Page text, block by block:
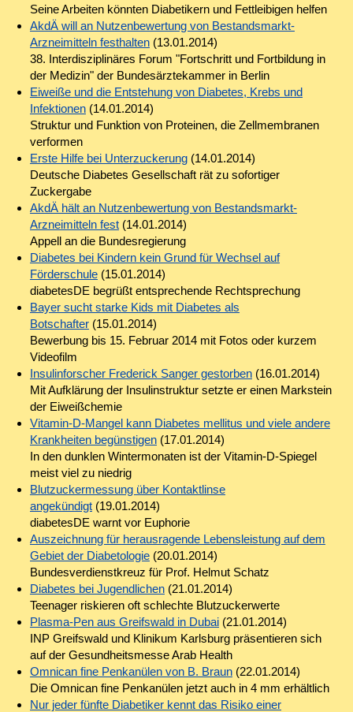
Seine Arbeiten könnten Diabetikern und Fettleibigen helfen
AkdÄ will an Nutzenbewertung von Bestandsmarkt-
Arzneimitteln festhalten(13.01.2014)
38. Interdisziplinäres Forum "Fortschritt und Fortbildung in
der Medizin" der Bundesärztekammer in Berlin
Eiweiße und die Entstehung von Diabetes, Krebs und
Infektionen(14.01.2014)
Struktur und Funktion von Proteinen, die Zellmembranen
verformen
Erste Hilfe bei Unterzuckerung(14.01.2014)
Deutsche Diabetes Gesellschaft rät zu sofortiger
Zuckergabe
AkdÄ hält an Nutzenbewertung von Bestandsmarkt-
Arzneimitteln fest(14.01.2014)
Appell an die Bundesregierung
Diabetes bei Kindern kein Grund für Wechsel auf
Förderschule(15.01.2014)
diabetesDE begrüßt entsprechende Rechtsprechung
Bayer sucht starke Kids mit Diabetes als
Botschafter(15.01.2014)
Bewerbung bis 15. Februar 2014 mit Fotos oder kurzem
Videofilm
Insulinforscher Frederick Sanger gestorben(16.01.2014)
Mit Aufklärung der Insulinstruktur setzte er einen Markstein
der Eiweißchemie
Vitamin-D-Mangel kann Diabetes mellitus und viele andere
Krankheiten begünstigen(17.01.2014)
In den dunklen Wintermonaten ist der Vitamin-D-Spiegel
meist viel zu niedrig
Blutzuckermessung über Kontaktlinse
angekündigt(19.01.2014)
diabetesDE warnt vor Euphorie
Auszeichnung für herausragende Lebensleistung auf dem
Gebiet der Diabetologie(20.01.2014)
Bundesverdienstkreuz für Prof. Helmut Schatz
Diabetes bei Jugendlichen(21.01.2014)
Teenager riskieren oft schlechte Blutzuckerwerte
Plasma-Pen aus Greifswald in Dubai(21.01.2014)
INP Greifswald und Klinikum Karlsburg präsentieren sich
auf der Gesundheitsmesse Arab Health
Omnican fine Penkanülen von B. Braun(22.01.2014)
Die Omnican fine Penkanülen jetzt auch in 4 mm erhältlich
Nur jeder fünfte Diabetiker kennt das Risiko einer